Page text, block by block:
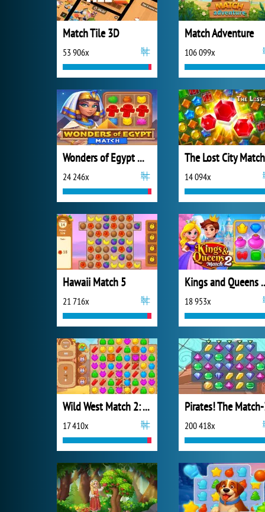
Match Tile 3D
53 906x
Match Adventure
106 099x
Wonders of Egypt Match
24 246x
The Lost City Match
14 094x
Hawaii Match 5
21 716x
Kings
18 953x
Wild West Match 2: The Gold Rush
17 410x
Pirates! The
200 418x